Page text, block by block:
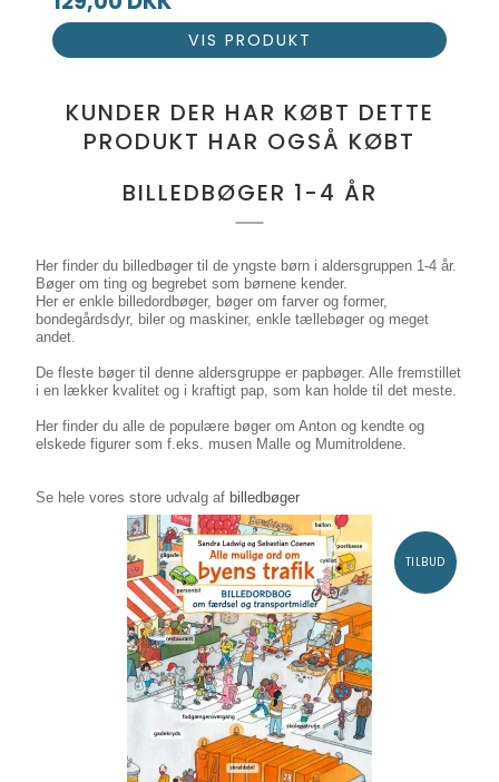
VIS PRODUKT
KUNDER DER HAR KØBT DETTE
PRODUKT HAR OGSÅ KØBT
BILLEDBØGER 1-4 ÅR
Her finder du billedbøger til de yngste børn i aldersgruppen 1-4 år.
Bøger om ting og begrebet som børnene kender.
Her er enkle billedordbøger, bøger om farver og former,
bondegårdsdyr, biler og maskiner, enkle tællebøger og meget
andet.
De fleste bøger til denne aldersgruppe er papbøger. Alle fremstillet
i en lækker kvalitet og i kraftigt pap, som kan holde til det meste.
Her finder du alle de populære bøger om Anton og kendte og
elskede figurer som f.eks. musen Malle og Mumitroldene.
Se hele vores store udvalg af billedbøger
TILBUD